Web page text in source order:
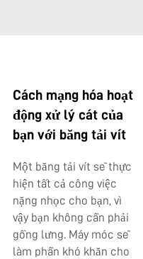
Cách mạng hóa hoạt
động xử lý cát của
bạn với băng tải vít
Một băng tải vít sẽ thực
hiện tất cả công việc
nặng nhọc cho bạn, vì
vậy bạn không cần phải
gồng lưng. Máy móc sẽ
làm phần khó khăn cho